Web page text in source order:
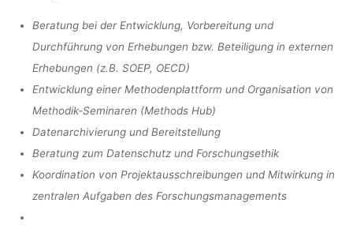
Beratung bei der Entwicklung, Vorbereitung und
Durchführung von Erhebungen bzw. Beteiligung in externen
Erhebungen (z.B. SOEP, OECD)
Entwicklung einer Methodenplattform und Organisation von
Methodik-Seminaren (Methods Hub)
Datenarchivierung und Bereitstellung
Beratung zum Datenschutz und Forschungsethik
Koordination von Projektausschreibungen und Mitwirkung in
zentralen Aufgaben des Forschungsmanagements